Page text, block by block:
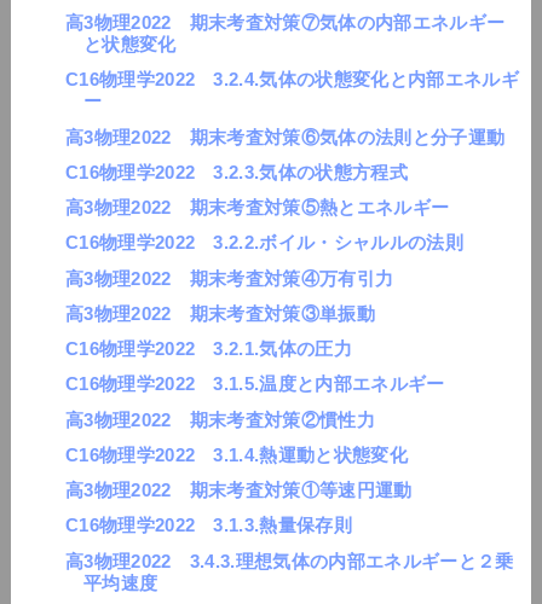
高3物理2022 期末考査対策⑦気体の内部エネルギー
と状態変化
C16物理学2022 3.2.4.気体の状態変化と内部エネルギ
ー
高3物理2022 期末考査対策⑥気体の法則と分子運動
C16物理学2022 3.2.3.気体の状態方程式
高3物理2022 期末考査対策⑤熱とエネルギー
C16物理学2022 3.2.2.ボイル・シャルルの法則
高3物理2022 期末考査対策④万有引力
高3物理2022 期末考査対策③単振動
C16物理学2022 3.2.1.気体の圧力
C16物理学2022 3.1.5.温度と内部エネルギー
高3物理2022 期末考査対策②慣性力
C16物理学2022 3.1.4.熱運動と状態変化
高3物理2022 期末考査対策①等速円運動
C16物理学2022 3.1.3.熱量保存則
高3物理2022 3.4.3.理想気体の内部エネルギーと２乗
平均速度